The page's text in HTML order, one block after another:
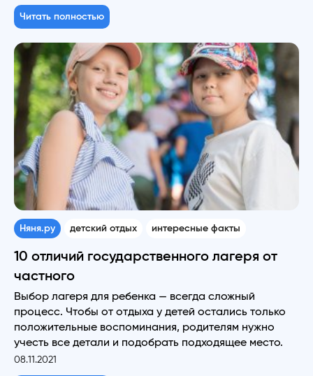
Читать полностью
Няня.ру детский отдых интересные факты
10 отличий государственного лагеря от
частного
Выбор лагеря для ребенка — всегда сложный
процесс. Чтобы от отдыха у детей остались только
положительные воспоминания, родителям нужно
учесть все детали и подобрать подходящее место.
08.11.2021